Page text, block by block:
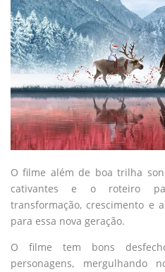
O filme além de boa trilha
cativantes e o roteiro
transformação, crescimento e
para essa nova geração.
O filme tem bons
personagens, mergulhando